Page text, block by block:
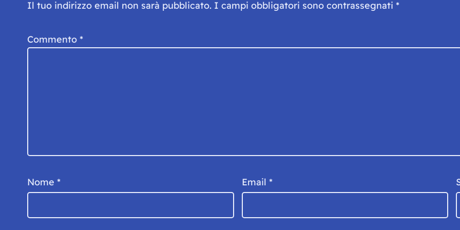
Il tuo indirizzo email non sarà pubblicato. I campi obbligatori sono contrassegnati *
Commento *
Nome * Email *